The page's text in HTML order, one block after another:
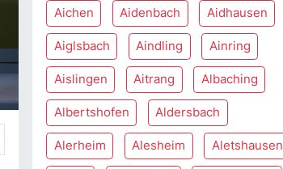
Aichen Aidenbach Aidhausen
Aiglsbach Aindling Ainring
Aislingen Aitrang Albaching
Albertshofen Aldersbach
Alerheim Alesheim Aletshausen